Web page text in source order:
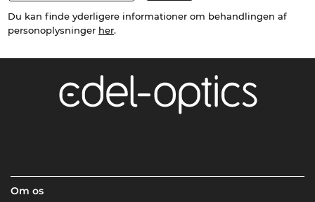
Du kan finde yderligere informationer om behandlingen af
personoplysninger her.
Om os